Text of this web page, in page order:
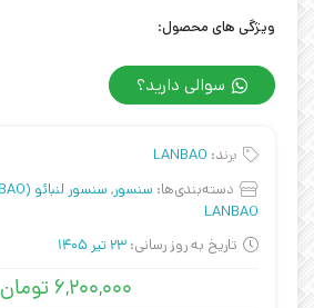
ویژگی های محصول:
سوالی دارید؟
برند: LANBAO
دسته‌بندی‌ها: سنسور, سنسور لنبائو (LANBAO)
LANBAO
تاریخ به روز رسانی: 23 تیر 1405
۶,۲۰۰,۰۰۰ تومان